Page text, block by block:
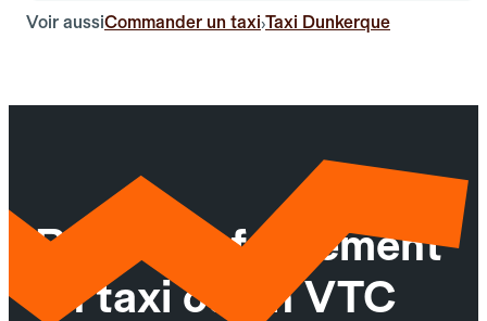
Voir aussiCommander un taxi›Taxi Dunkerque
Réservez facilement
un taxi ou un VTC